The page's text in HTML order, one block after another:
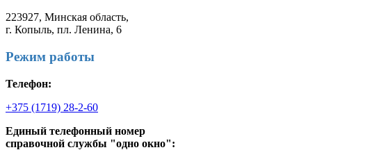
223927, Минская область,
г. Копыль, пл. Ленина, 6
Режим работы
Телефон:
+375 (1719) 28-2-60
Единый телефонный номер
справочной службы "одно окно":